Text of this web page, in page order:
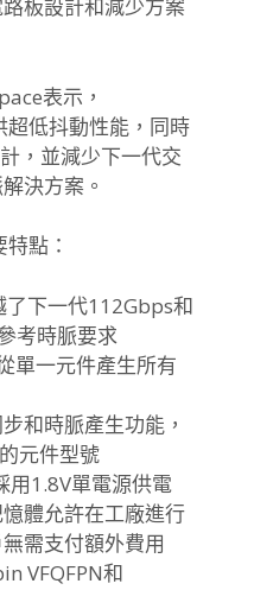
板設計和減少方案
表示，
低抖動性能，同時
，並減少下一代交
決方案。
點：
下一代112Gbps和
考時脈要求
單一元件產生所有
和時脈產生功能，
元件型號
用1.8V單電源供電
體允許在工廠進行
需支付額外費用
VFQFPN和